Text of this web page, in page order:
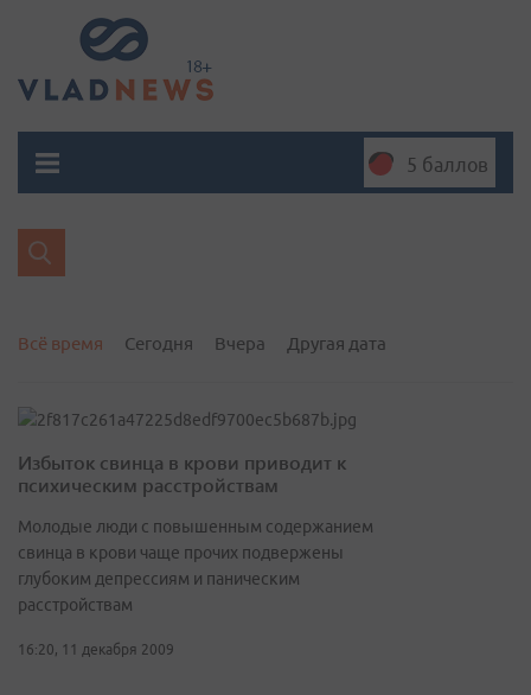
5 баллов
Всё время Сегодня Вчера Другая дата
Избыток свинца в крови приводит к
психическим расстройствам
Молодые люди с повышенным содержанием
свинца в крови чаще прочих подвержены
глубоким депрессиям и паническим
расстройствам
16:20, 11 декабря 2009